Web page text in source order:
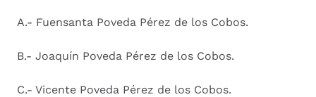
A.- Fuensanta Poveda Pérez de los Cobos.
B.- Joaquín Poveda Pérez de los Cobos.
C.- Vicente Poveda Pérez de los Cobos.